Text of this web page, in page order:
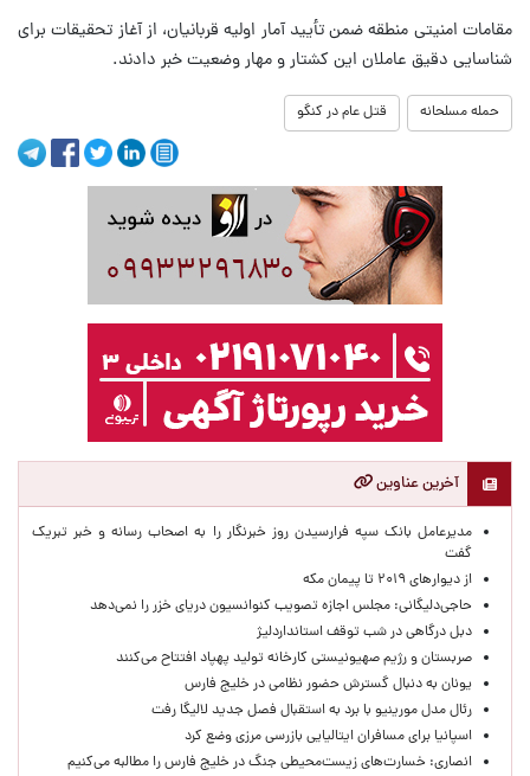
مقامات امنیتی منطقه ضمن تأیید آمار اولیه قربانیان، از آغاز تحقیقات برای
شناسایی دقیق عاملان این کشتار و مهار وضعیت خبر دادند.
حمله مسلحانه قتل عام در کنگو
آخرین عناوین
مدیرعامل بانک سپه فرارسیدن روز خبرنگار را به اصحاب رسانه و خبر تبریک
گفت
از دیوارهای ۲۰۱۹ تا پیمان مکه
حاجی‌دلیگانی: مجلس اجازه تصویب کنوانسیون دریای خزر را نمی‌دهد
دبل درگاهی در شب توقف استانداردلیژ
صربستان و رژیم صهیونیستی کارخانه تولید پهپاد افتتاح می‌کنند
یونان به دنبال گسترش حضور نظامی در خلیج فارس
رئال مدل مورینیو با برد به استقبال فصل جدید لالیگا رفت
اسپانیا برای مسافران ایتالیایی بازرسی مرزی وضع کرد
انصاری: خسارت‌های زیست‌محیطی جنگ در خلیج فارس را مطالبه‌ می‌کنیم